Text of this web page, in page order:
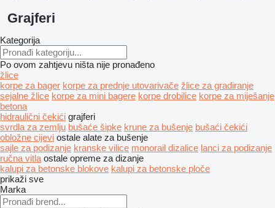
Grajferi
Kategorija
Po ovom zahtjevu ništa nije pronađeno
žlice
korpe za bager korpe za prednje utovarivače žlice za gradiranje
sejalne žlice korpe za mini bagere korpe drobilice korpe za miješanje
betona
hidraulični čekići grajferi
svrdla za zemlju bušaće šipke krune za bušenje bušaći čekići
obložne cijevi ostale alate za bušenje
sajle za podizanje kranske vilice monorail dizalice lanci za podizanje
ručna vitla ostale opreme za dizanje
kalupi za betonske blokove kalupi za betonske ploče
prikaži sve
Marka